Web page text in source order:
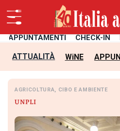
APPUNTAMENTI CHECK-IN
ATTUALITÀ WiNE
AGRICOLTURA, CIBO E AMBIENTE
UNPLI